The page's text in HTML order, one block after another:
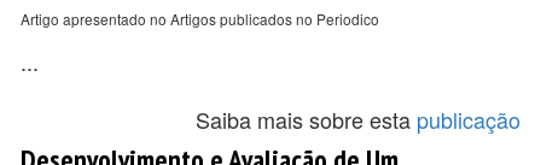
Artigo apresentado no Artigos publicados no Periodico
...
Saiba mais sobre esta publicação